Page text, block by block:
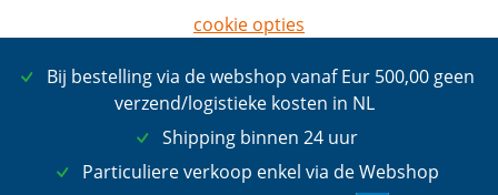
Bij bestelling via de webshop vanaf Eur 500,00 geen
verzend/logistieke kosten in NL
Shipping binnen 24 uur
Particuliere verkoop enkel via de Webshop
cookie opties
ik ga akkoord met cookies